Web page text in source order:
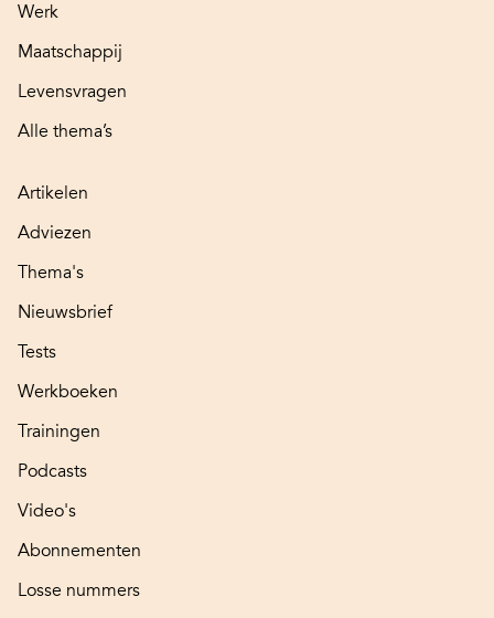
Werk
Maatschappij
Levensvragen
Alle thema’s
Artikelen
Adviezen
Thema's
Nieuwsbrief
Tests
Werkboeken
Trainingen
Podcasts
Video's
Abonnementen
Losse nummers